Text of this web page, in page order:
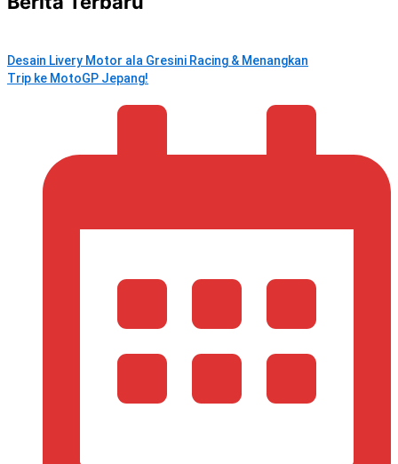
Desain Livery Motor ala Gresini Racing & Menangkan
Trip ke MotoGP Jepang!